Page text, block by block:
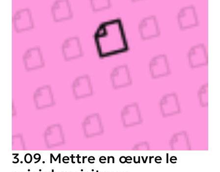
3.09. Mettre en œuvre le